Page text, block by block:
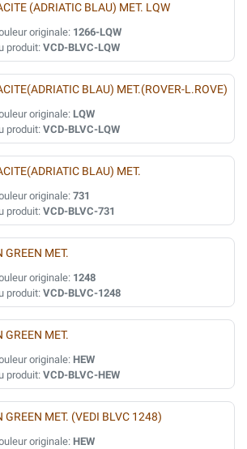
(ADRIATIC BLAU) MET. LQW
originale: 1266-LQW
produit: VCD-BLVC-LQW
BLAU) MET.(ROVER-L.ROVE)
originale: LQW
produit: VCD-BLVC-LQW
BLAU) MET.
originale: 731
produit: VCD-BLVC-731
GREEN MET.
originale: 1248
produit: VCD-BLVC-1248
GREEN MET.
originale: HEW
produit: VCD-BLVC-HEW
GREEN MET. (VEDI BLVC 1248)
originale: HEW